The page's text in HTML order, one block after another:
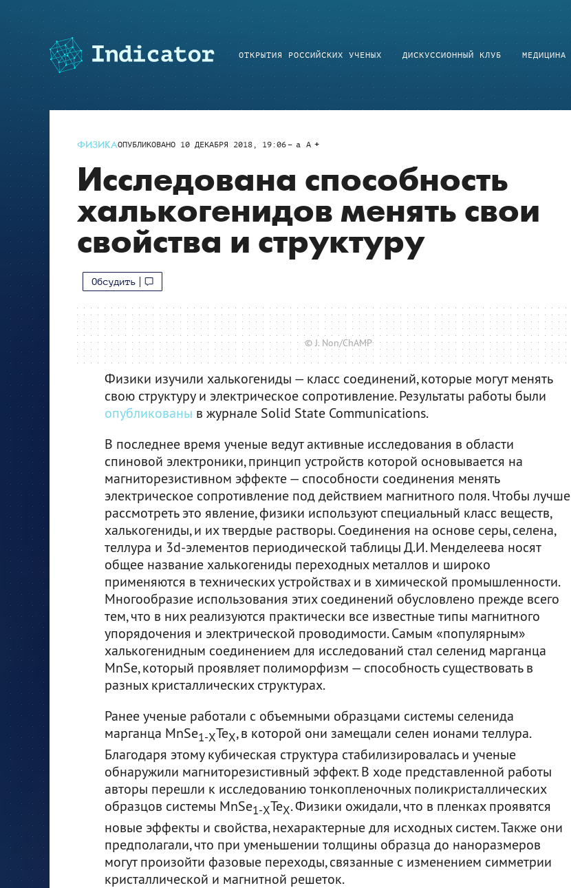
ОТКРЫТИЯ РОССИЙСКИХ УЧЕНЫХ ДИСКУССИОННЫЙ КЛУБ МЕДИЦИНА
ФИЗИКАОПУБЛИКОВАНО 10 ДЕКАБРЯ 2018, 19:06 a A
Исследована способность
халькогенидов менять свои
свойства и структуру
Обсудить
© J. Non/ChAMP
Физики изучили халькогениды — класс соединений, которые могут менять
свою структуру и электрическое сопротивление. Результаты работы были
опубликованы в журнале Solid State Communications.
В последнее время ученые ведут активные исследования в области
спиновой электроники, принцип устройств которой основывается на
магниторезистивном эффекте — способности соединения менять
электрическое сопротивление под действием магнитного поля. Чтобы лучше
рассмотреть это явление, физики используют специальный класс веществ,
халькогениды, и их твердые растворы. Соединения на основе серы, селена,
теллура и 3d-элементов периодической таблицы Д.И. Менделеева носят
общее название халькогениды переходных металлов и широко
применяются в технических устройствах и в химической промышленности.
Многообразие использования этих соединений обусловлено прежде всего
тем, что в них реализуются практически все известные типы магнитного
упорядочения и электрической проводимости. Самым «популярным»
халькогенидным соединением для исследований стал селенид марганца
MnSe, который проявляет полиморфизм — способность существовать в
разных кристаллических структурах.
Ранее ученые работали с объемными образцами системы селенида
марганца MnSe1-ХTeХ, в которой они замещали селен ионами теллура.
Благодаря этому кубическая структура стабилизировалась и ученые
обнаружили магниторезистивный эффект. В ходе представленной работы
авторы перешли к исследованию тонкопленочных поликристаллических
образцов системы MnSe1-ХTeХ. Физики ожидали, что в пленках проявятся
новые эффекты и свойства, нехарактерные для исходных систем. Также они
предполагали, что при уменьшении толщины образца до наноразмеров
могут произойти фазовые переходы, связанные с изменением симметрии
кристаллической и магнитной решеток.